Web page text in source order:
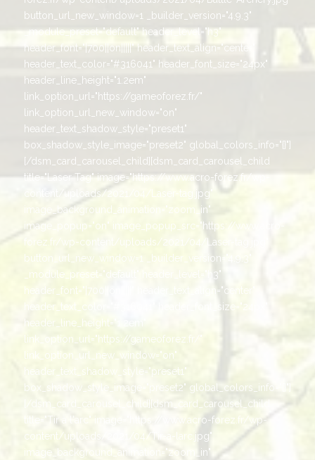
button_url_new_window=1 _builder_version="4.9.3"
_module_preset="default" header_level="h3"
header_font="|700||on|||||" header_text_align="center"
header_text_color="#316041" header_font_size="24px"
header_line_height="1.2em"
link_option_url="https://gameoforez.fr/"
link_option_url_new_window="on"
header_text_shadow_style="preset1"
box_shadow_style_image="preset2" global_colors_info="{}"]
[/dsm_card_carousel_child][dsm_card_carousel_child
title="Laser Tag" image="https://www.acro-forez.fr/wp-
content/uploads/2021/04/Laser-tag.jpg"
image_background_animation="zoom_in"
image_popup="on" image_popup_src="https://www.acro-
forez.fr/wp-content/uploads/2021/04/Laser-tag.jpg"
button_url_new_window=1 _builder_version="4.9.3"
_module_preset="default" header_level="h3"
header_font="|700||on|||||" header_text_align="center"
header_text_color="#316041" header_font_size="24px"
header_line_height="1.2em"
link_option_url="https://gameoforez.fr/"
link_option_url_new_window="on"
header_text_shadow_style="preset1"
box_shadow_style_image="preset2" global_colors_info="{}"]
[/dsm_card_carousel_child][dsm_card_carousel_child
title="Tir à l'arc" image="https://www.acro-forez.fr/wp-
content/uploads/2021/04/Tir-a-larc.jpg"
image_background_animation="zoom_in"